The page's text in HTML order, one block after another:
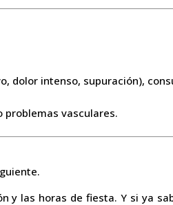
dolor intenso, supuración),
problemas vasculares.
las horas de fiesta. Y si ya